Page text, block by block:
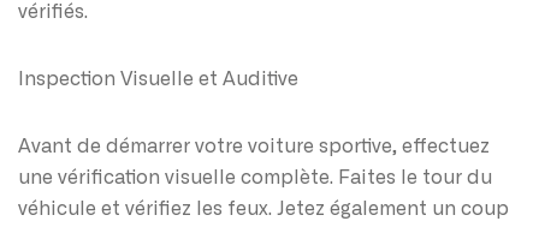
vérifiés.
Inspection Visuelle et Auditive
Avant de démarrer votre voiture sportive, effectuez
une vérification visuelle complète. Faites le tour du
véhicule et vérifiez les feux. Jetez également un coup